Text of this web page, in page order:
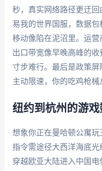
秒，真实网络路径更迂
易我的世界国服，数据
移动像陷在泥沼里。运
出口带宽像早晚高峰的
寸步难行。最后是政策
主动限速，你的吃鸡枪械
纽约到杭州的游
想象你正在曼哈顿公寓
指令需途径大西洋海底光
穿越欧亚大陆进入中国